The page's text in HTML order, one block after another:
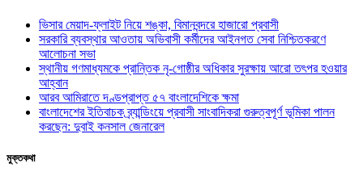
ভিসার মেয়াদ-ফ্লাইট নিয়ে শঙ্কা, বিমানবন্দরে হাজারো প্রবাসী
সরকারি ব্যবস্থার আওতায় অভিবাসী কর্মীদের আইনগত সেবা নিশ্চিতকরণে
আলোচনা সভা
স্থানীয় গণমাধ্যমকে প্রান্তিক নৃ-গোষ্ঠীর অধিকার সুরক্ষায় আরো তৎপর হওয়ার
আহ্বান
আরব আমিরাতে দণ্ডপ্রাপ্ত ৫৭ বাংলাদেশিকে ক্ষমা
বাংলাদেশের ইতিবাচক ব্র্যান্ডিংয়ে প্রবাসী সাংবাদিকরা গুরুত্বপূর্ণ ভূমিকা পালন
করছেন: দুবাই কনসাল জেনারেল
মুক্তকথা